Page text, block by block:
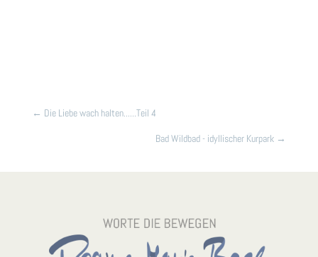
← Die Liebe wach halten......Teil 4
Bad Wildbad - idyllischer Kurpark →